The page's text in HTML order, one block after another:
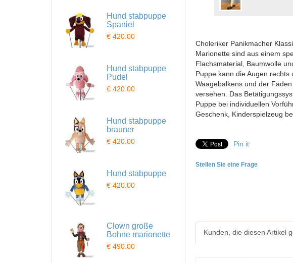
Choleriker Panikmacher
Marionette sind aus einem
Flachsmaterial, Baumwolle
Puppe kann die Augen
Waagebalkens und der
versehen. Das
Puppe bei individuellen
Geschenk, Kinderspielzeug
Pin it
Stellen Sie eine Frage
Kunden, die diesen Artikel
Hund stabpuppe
Spaniel
€ 420.00
Hund stabpuppe
Pudel
€ 420.00
Hund stabpuppe
brauner
€ 420.00
Hund stabpuppe
€ 420.00
Clown große
Bohne marionette
€ 490.00